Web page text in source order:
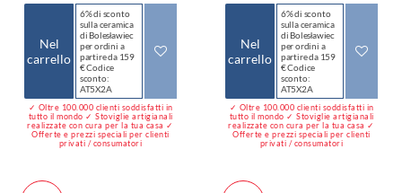
Nel
carrello
6% di sconto
sulla ceramica
di Bolesławiec
per ordini a
partire da 159
€ Codice
sconto:
AT5X2A
✓ Oltre 100.000 clienti soddisfatti in
tutto il mondo ✓ Stoviglie artigianali
realizzate con cura per la tua casa ✓
Offerte e prezzi speciali per clienti
privati / consumatori
Nel
carrello
6% di sconto
sulla ceramica
di Bolesławiec
per ordini a
partire da 159
€ Codice
sconto:
AT5X2A
✓ Oltre 100.000 clienti soddisfatti in
tutto il mondo ✓ Stoviglie artigianali
realizzate con cura per la tua casa ✓
Offerte e prezzi speciali per clienti
privati / consumatori